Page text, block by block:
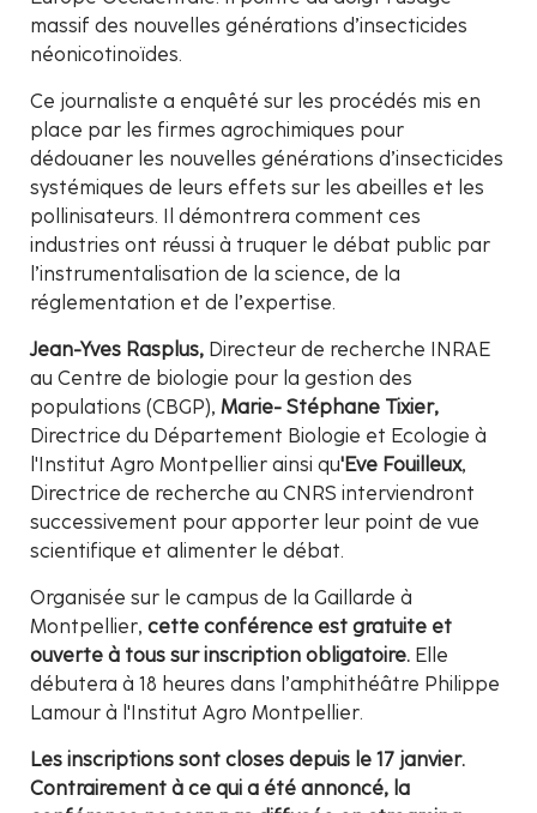
massif des nouvelles générations d’insecticides
néonicotinoïdes.
Ce journaliste a enquêté sur les procédés mis en
place par les firmes agrochimiques pour
dédouaner les nouvelles générations d’insecticides
systémiques de leurs effets sur les abeilles et les
pollinisateurs. Il démontrera comment ces
industries ont réussi à truquer le débat public par
l’instrumentalisation de la science, de la
réglementation et de l’expertise.
Jean-Yves Rasplus, Directeur de recherche INRAE
au Centre de biologie pour la gestion des
populations (CBGP), Marie- Stéphane Tixier,
Directrice du Département Biologie et Ecologie à
l'Institut Agro Montpellier ainsi qu'Eve Fouilleux,
Directrice de recherche au CNRS interviendront
successivement pour apporter leur point de vue
scientifique et alimenter le débat.
Organisée sur le campus de la Gaillarde à
Montpellier, cette conférence est gratuite et
ouverte à tous sur inscription obligatoire. Elle
débutera à 18 heures dans l’amphithéâtre Philippe
Lamour à l'Institut Agro Montpellier.
Les inscriptions sont closes depuis le 17 janvier.
Contrairement à ce qui a été annoncé, la